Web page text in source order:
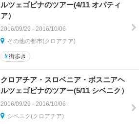
ルツェゴビナのツアー(4/11 オパティ
ア）
2016/09/29 - 2016/10/06
その他の都市(クロアチア)
#街歩き
クロアチア・スロベニア・ボスニアヘ
ルツェゴビナのツアー(5/11 シベニク）
2016/09/29 - 2016/10/06
シベニク(クロアチア)